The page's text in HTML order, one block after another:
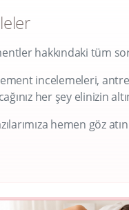
hakkındaki tüm
incelemeleri,
her şey elinizin
hemen göz atın